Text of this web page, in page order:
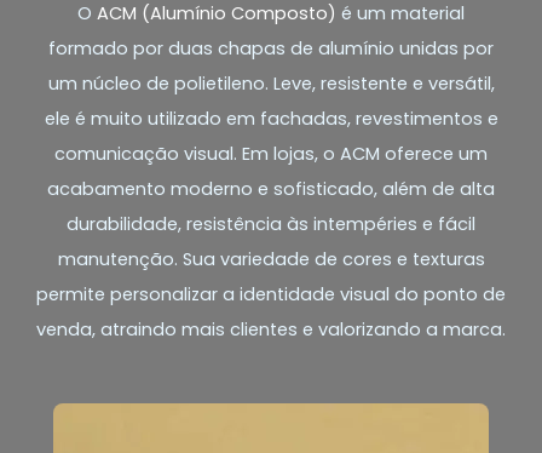
O ACM (Alumínio Composto) é um material
formado por duas chapas de alumínio unidas por
um núcleo de polietileno. Leve, resistente e versátil,
ele é muito utilizado em fachadas, revestimentos e
comunicação visual. Em lojas, o ACM oferece um
acabamento moderno e sofisticado, além de alta
durabilidade, resistência às intempéries e fácil
manutenção. Sua variedade de cores e texturas
permite personalizar a identidade visual do ponto de
venda, atraindo mais clientes e valorizando a marca.